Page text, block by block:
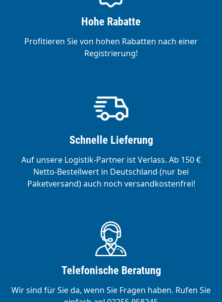
Hohe Rabatte
Profitieren Sie von hohen Rabatten nach einer
Registrierung!
Schnelle Lieferung
Auf unsere Logistik-Partner ist Verlass. Ab 150 €
Netto-Bestellwert in Deutschland (nur bei
Paketversand) auch noch versandkostenfrei!
Telefonische Beratung
Wir sind für Sie da, wenn Sie Fragen haben. Rufen Sie